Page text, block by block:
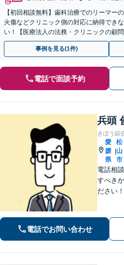
【初回相談無料】歯科治療でのリーマー
火傷などクリニック側の対応に納得でき
い！【医療法人の法務・クリニックの顧
ドバイスで、納得のできるトラブルの解
事例を見る(1件)
電話で面談予約
兵頭
きぼう綜
愛
媛
県
|
松
山
市
電話相
すべき
ださい
談に対
【勝山
電話でお問い合わせ